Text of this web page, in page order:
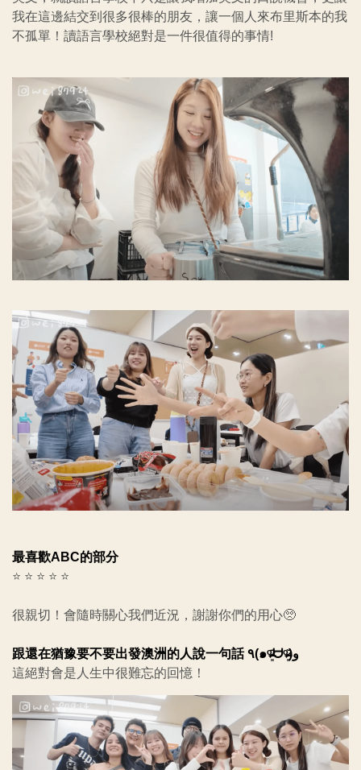
我在這邊結交到很多很棒的朋友，讓一個人來布里斯本的我
不孤單！讀語言學校絕對是一件很值得的事情!
最喜歡ABC的部分
⭐ ⭐ ⭐ ⭐ ⭐
很親切！會隨時關心我們近況，謝謝你們的用心🥺
跟還在猶豫要不要出發澳洲的人說一句話 ٩(๑ᵒ̴̶̷͈᷄ᗨᵒ̴̶̷͈᷅)و
這絕對會是人生中很難忘的回憶！